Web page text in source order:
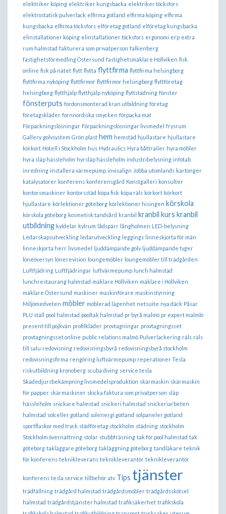
elektriker köping elektriker kungsbacka elektriker töcksfors
elektrostatisk pulverlack elfirma gotland elfirma köping elfirma
kungsbacka elfirma töcksfors elföretag gotland elföretag kungsbacka
elinstallationer köping elinstallationer töcksfors ergonomi erp extra
rum halmstad fakturera som privatperson falkenberg
fastighetsförmedling Östersund fastighetsmäklare Höllviken fisk
online fisk på nätet flytt flytta flyttfirma flyttfirma helsingborg
flyttfirma nyköping flyttfirmor flyttfirmor helsingborg flyttföretag
helsingborg flytthjälp flytthjälp nyköping flyttstädning fönster
fönsterputs fordonsmonterad kran utbildning företag
företagskläder fornnordiska smycken förpacka mat
Förpackningslösningar Förpackningslösningar livsmedel frysrum
Gallery golvsystem Grön plast hem hemstäd hjullastare hjullastare
körkort Hotell i Stockholm hus Hydraulics Hyra båttrailer hyra möbler
hyra släp hässleholm hyrsläp hässleholm industribelysning infotab
inredning installera värmepump invisalign Jobba utomlands kartonger
katalysatorer konferens konferensgård Konstgalleri konsulter
kontorsmaskiner kontorsstäd köpa fisk köpa räls körkort körkort
hjullastare körlektioner göteborg körlektioner hisingen körskola
körskola göteborg kosmetisk tandvård kranbil kranbil kurs kranbil
utbildning kyldelar kylrum lådspärr långholmen LED-belysning
Ledarskapsutveckling ledarutveckling leggings linneskjorta för män
linneskjorta herr livsmedel ljuddämpande golv ljuddämpande tyger
löneöversyn lönerevision loungemöbler loungemöbler till trädgården
Luftfjädring Luftfjädringar luftvärmepump lunch halmstad
lunchrestaurang halmstad mäklare Höllviken mäklare i Höllviken
mäklare Östersund maskiner maskinförare maskinstyrning
Miljömedveten möbler möblerad lägenhet netsuite nya däck Påsar
PLU ställ
pool halmstad pooltak halmstad pr byrå malmö pr expert malmlö
present till pojkvän profilkläder provtagningar provtagningsset
provtagningsset online public relations malmö Pulverlackering räls räls
till salu redovisning redovisningsbyrå redovisningsbyrå stockholm
redovisningsfirma rengöring luftvärmepump reperationer Tesla
riskutbildning kronoberg scuba diving service tesla
Skadedjursbekämpning livsmedelsproduktion skärmaskin skärmaskin
för papper skärmaskiner skicka faktura som privatperson släp
hässleholm snickare halmstad snickeri halmstad snickeriarbeten
halmstad solceller gotland solenergi gotland solpaneler gotland
sportflaskor med tryck städföretag stockholm städning stockholm
Stockholm övernattning stolar stubbfräsning tak för pool halmstad tak
göteborg takläggare göteborg takläggning göteborg tandläkare teknik
för konferens teknikleverans teknikleverantör teknikleverantör
konferens tesla service tillbehör atv Tips tjänster
trädfällning trädgård halmstad trädgårdsmöbler trädgårdsskötsel
halmstad trädgårdstjänster halmstad trafiksäkerhet trafikskola